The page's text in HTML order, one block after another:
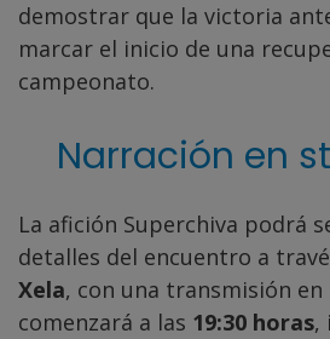
demostrar que la victoria
marcar el inicio de una
campeonato.
Narración en
La afición Superchiva podrá
detalles del encuentro a
Xela, con una transmisión
comenzará a las 19:30 horas,